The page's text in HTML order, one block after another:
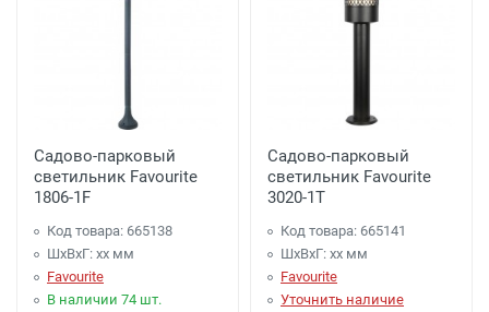
Садово-парковый
светильник Favourite
1806-1F
Код товара: 665138
ШхВхГ: xx мм
Favourite
В наличии 74 шт.
Садово-парковый
светильник Favourite
3020-1T
Код товара: 665141
ШхВхГ: xx мм
Favourite
Уточнить наличие